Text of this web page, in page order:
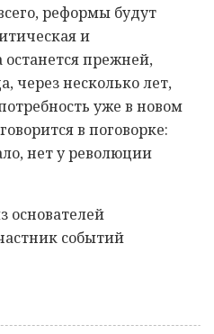
реформы будут
и
прежней,
через несколько лет,
уже в новом
в поговорке:
нет у революции
основателей
событий